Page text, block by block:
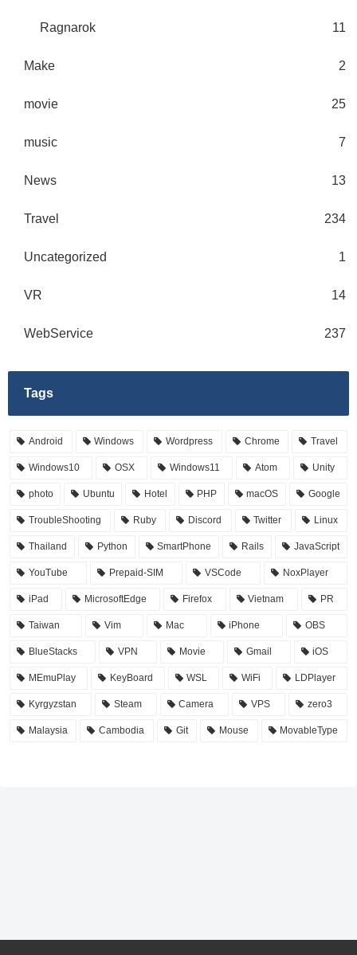
Ragnarok 11
Make 2
movie 25
music 7
News 13
Travel 234
Uncategorized 1
VR 14
WebService 237
Tags
Android Windows Wordpress Chrome Travel
Windows10 OSX Windows11 Atom Unity
photo Ubuntu Hotel PHP macOS Google
TroubleShooting Ruby Discord Twitter Linux
Thailand Python SmartPhone Rails JavaScript
YouTube Prepaid-SIM VSCode NoxPlayer
iPad MicrosoftEdge Firefox Vietnam PR
Taiwan Vim Mac iPhone OBS
BlueStacks VPN Movie Gmail iOS
MEmuPlay KeyBoard WSL WiFi LDPlayer
Kyrgyzstan Steam Camera VPS zero3
Malaysia Cambodia Git Mouse MovableType